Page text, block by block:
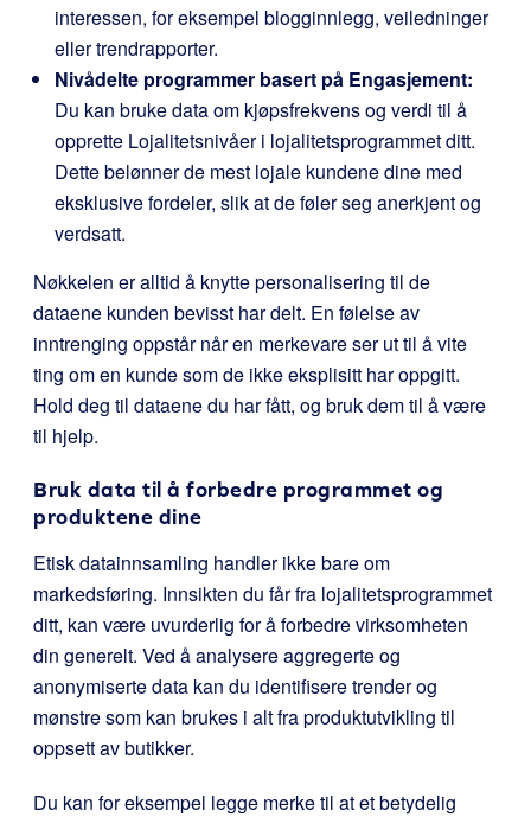
interessen, for eksempel blogginnlegg, veiledninger
eller trendrapporter.
Nivådelte programmer basert på Engasjement:
Du kan bruke data om kjøpsfrekvens og verdi til å
opprette Lojalitetsnivåer i lojalitetsprogrammet ditt.
Dette belønner de mest lojale kundene dine med
eksklusive fordeler, slik at de føler seg anerkjent og
verdsatt.
Nøkkelen er alltid å knytte personalisering til de
dataene kunden bevisst har delt. En følelse av
inntrenging oppstår når en merkevare ser ut til å vite
ting om en kunde som de ikke eksplisitt har oppgitt.
Hold deg til dataene du har fått, og bruk dem til å være
til hjelp.
Bruk data til å forbedre programmet og
produktene dine
Etisk datainnsamling handler ikke bare om
markedsføring. Innsikten du får fra lojalitetsprogrammet
ditt, kan være uvurderlig for å forbedre virksomheten
din generelt. Ved å analysere aggregerte og
anonymiserte data kan du identifisere trender og
mønstre som kan brukes i alt fra produktutvikling til
oppsett av butikker.
Du kan for eksempel legge merke til at et betydelig